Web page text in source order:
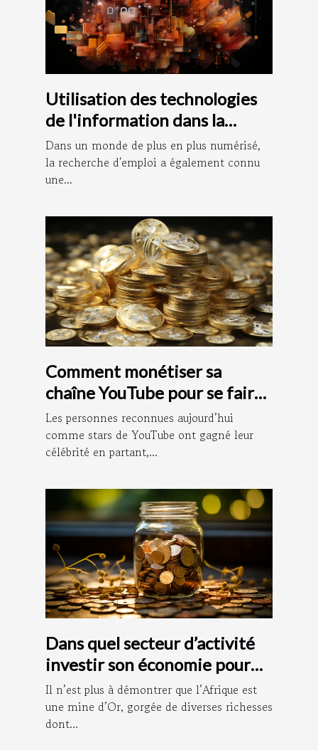
Utilisation des technologies
de l'information dans la
recherche d'emploi : le rôle
de Pôle Documentation
Dans un monde de plus en plus numérisé,
la recherche d'emploi a également connu
une...
Comment monétiser sa
chaîne YouTube pour se faire
de l’argent ?
Les personnes reconnues aujourd’hui
comme stars de YouTube ont gagné leur
célébrité en partant,...
Dans quel secteur d’activité
investir son économie pour
vite s’enrichir ?
Il n’est plus à démontrer que l’Afrique est
une mine d’Or, gorgée de diverses richesses
dont...